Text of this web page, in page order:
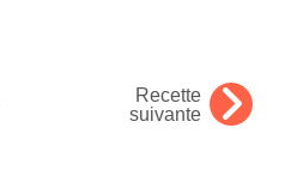
Recette
suivante